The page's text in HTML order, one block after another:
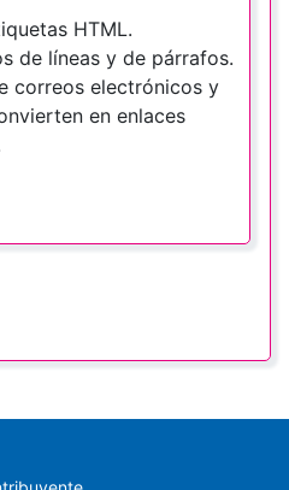
HTML.
de líneas y de párrafos.
correos electrónicos y
en enlaces